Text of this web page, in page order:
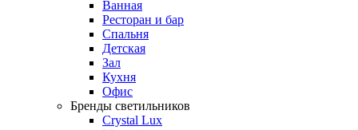
Ванная
Ресторан и бар
Спальня
Детская
Зал
Кухня
Офис
Бренды светильников
Crystal Lux